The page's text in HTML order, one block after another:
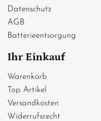
Datenschutz
AGB
Batterieentsorgung
Ihr Einkauf
Warenkorb
Top Artikel
Versandkosten
Widerrufsrecht